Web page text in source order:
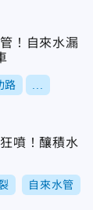
！自來水漏
路
噴！釀積水
自來水管